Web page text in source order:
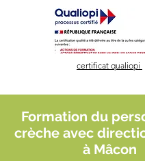
certificat qualiopi
Formation du
crèche avec
à Mâcon